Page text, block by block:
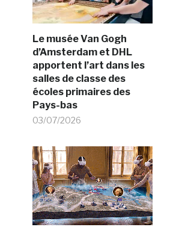
Le musée Van Gogh
d’Amsterdam et DHL
apportent l’art dans les
salles de classe des
écoles primaires des
Pays-bas
03/07/2026